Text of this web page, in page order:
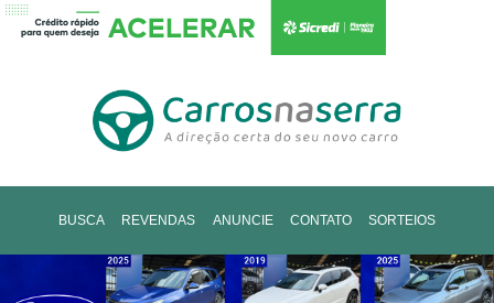
BUSCA REVENDAS ANUNCIE CONTATO SORTEIOS